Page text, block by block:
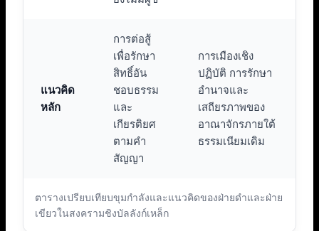
ตารางเปรียบเทียบขุมกำลังและแนวคิดของฝ่ายดำและฝ่าย
เขียวในสงครามชิงบัลลังก์เหล็ก
แนวคิด
หลัก
การต่อสู้
เพื่อรักษา
สิทธิ์อัน
ชอบธรรม
และ
เกียรติยศ
ตามคำ
สัญญา
การเมืองเชิง
ปฏิบัติ การรักษา
อำนาจและ
เสถียรภาพของ
อาณาจักรภายใต้
ธรรมเนียมเดิม